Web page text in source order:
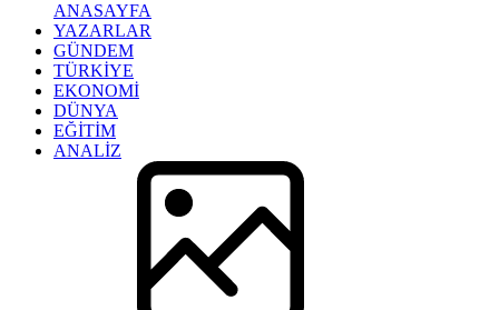
ANASAYFA
YAZARLAR
GÜNDEM
TÜRKİYE
EKONOMİ
DÜNYA
EĞİTİM
ANALİZ